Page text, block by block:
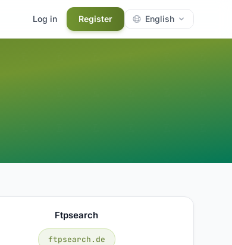
Log in Register English
Ftpsearch
ftpsearch.de